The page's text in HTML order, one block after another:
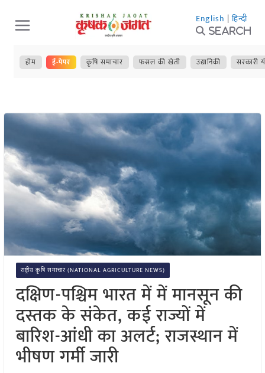
Skip
to
content
English | हिन्दी
Search
होम ई-पेपर कृषि समाचार फसल की खेती उद्यानिकी सरकारी
राष्ट्रीय कृषि समाचार (NATIONAL AGRICULTURE NEWS)
दक्षिण-पश्चिम भारत में में मानसून की
दस्तक के संकेत, कई राज्यों में
बारिश-आंधी का अलर्ट; राजस्थान में
भीषण गर्मी जारी